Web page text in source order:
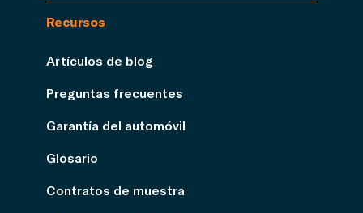
Recursos
Artículos de blog
Preguntas frecuentes
Garantía del automóvil
Glosario
Contratos de muestra